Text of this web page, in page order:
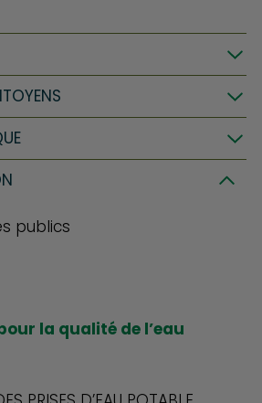
publics
la qualité de l’eau